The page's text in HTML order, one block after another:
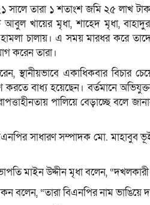
সালে তারা ১ শতাংশ জমি ২৫ লাখ
খায়ের মৃধা, শাহেদ মৃধা, বাহাদুর
চালায়। এ সময় মারধর করে
করেন তারা।
স্থানীয়ভাবে একাধিকবার বিচার
করতে বাধ্য হয়েছেন। বর্তমানে
পালিয়ে বেড়াচ্ছে বলে
সাধারণ সম্পাদক মো. মাহাবুব
মাইন উদ্দীন মৃধা বলেন,
“তারা বিএনপির নাম ভাঙিয়ে